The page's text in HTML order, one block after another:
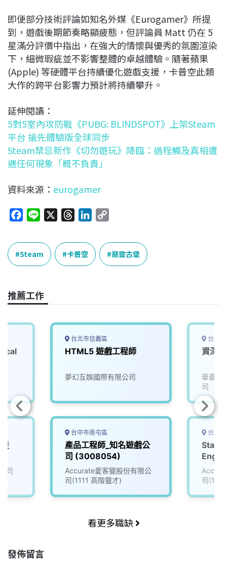
即便部分技術評論如知名外媒《Eurogamer》所提
到，遊戲後期節奏略顯疲態，但評論員 Matt 仍在 5
星滿分評價中指出，在強大的情懷與優秀的氛圍渲染
下，細微瑕疵並不影響整體的卓越體驗。隨著蘋果
(Apple) 等硬體平台持續優化遊戲支援，卡普空此類
大作的跨平台影響力預計將持續攀升。
延伸閱讀：
5對5室內攻防戰《PUBG: BLINDSPOT》上架Steam
平台 搶先體驗版全球同步
Steam禁忌新作《切勿遊玩》降臨：過程觸及真相遭
遇任何現象「概不負責」
資料來源： eurogamer
c
e
b
o
k
n
e
r
e
a
k
n
p
y
L
k
Steam 卡普空 惡靈古堡
推薦工作
司
台北市信義區
HTML5 遊戲工程師
夢幻互娛國際有限公司
台中市南屯區
產品工程師_知名遊戲公
司 (3008054)
Accurate愛客獵股份有限公
司(1111 高階獵才)
台北
資深
華義國
司
台北
Staff
名遊
司
看更多職缺
發佈留言